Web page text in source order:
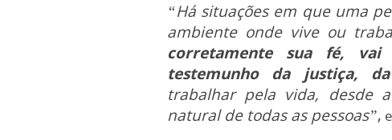
“Há situações em que uma
ambiente onde vive ou
corretamente sua fé,
testemunho da justiça,
trabalhar pela vida, desde
natural de todas as pessoas”,